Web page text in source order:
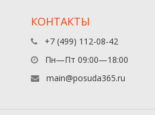
КОНТАКТЫ
+7 (499) 112-08-42
Пн—Пт 09:00—18:00
main@posuda365.ru